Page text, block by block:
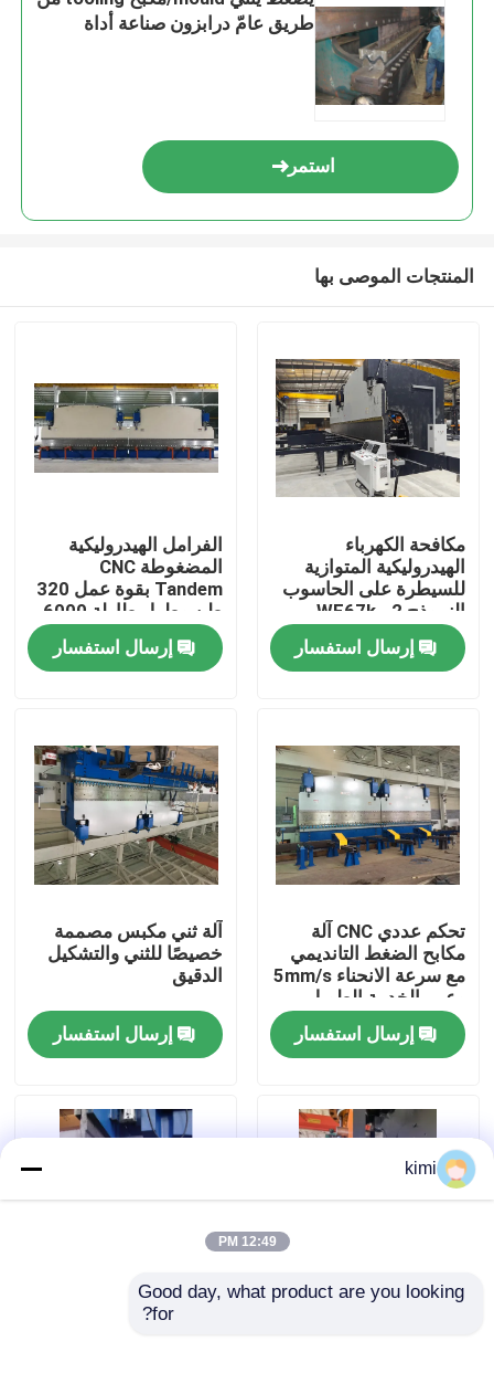
منتجات
معلومات عنا
جولة في المصنع
ضبط الجودة
أخبار
اطلب عرض أسعار
طريق عامّ درابزون صناعة أداة
استمر
المنتجات الموصى بها
مكافحة الكهرباء
الهيدروليكية المتوازية
للسيطرة على الحاسوب
النموذج 2-WE67k-
1200/6250 لصناعة ناقل
الحرارة الاحتكارية البرج
الأنبوبي والعمود العالي
إرسال استفسار
الفرامل الهيدروليكية
المضغوطة CNC
Tandem بقوة عمل 320
طن وطول طاولة 6000
مم مع نظام DELEM
DA53T CNCإرسال استفسار
تحكم عددي CNC آلة
مكابح الضغط التانديمي
مع سرعة الانحناء 5mm/s
وعمر الخدمة الطويل
إرسال استفسار
آلة ثني مكبس مصممة
خصيصًا للثني والتشكيل
الدقيق
إرسال استفسار
أدوات الفرامل
kimi
12:49 PM
Good day, what product are you looking
for?